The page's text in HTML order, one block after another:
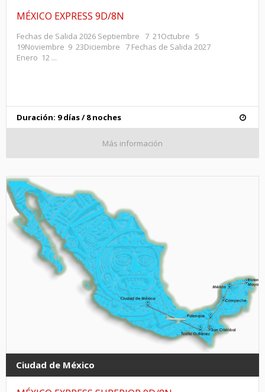
MÉXICO EXPRESS 9D/8N
Fechas de Salida 2026 Septiembre 7 21Octubre 5
19Noviembre 9 23Diciembre 7 Fechas de Salida 2027
Enero 12 ...
Duración: 9 días / 8 noches
Más información
Ciudad de México